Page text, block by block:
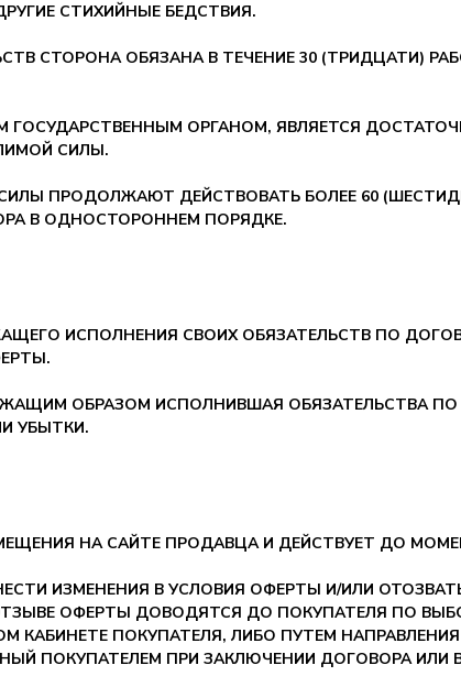
СТИХИЙНЫЕ БЕДСТВИЯ.
СТОРОНА ОБЯЗАНА В ТЕЧЕНИЕ 30 (ТРИДЦАТИ)
ОРГАНОМ, ЯВЛЯЕТСЯ
СИЛЫ.
ПРОДОЛЖАЮТ ДЕЙСТВОВАТЬ БОЛЕЕ 60
В ОДНОСТОРОННЕМ ПОРЯДКЕ.
ИСПОЛНЕНИЯ СВОИХ ОБЯЗАТЕЛЬСТВ ПО
ОБРАЗОМ ИСПОЛНИВШАЯ ОБЯЗАТЕЛЬСТВА
УБЫТКИ.
НА САЙТЕ ПРОДАВЦА И ДЕЙСТВУЕТ ДО
ИЗМЕНЕНИЯ В УСЛОВИЯ ОФЕРТЫ И/ИЛИ
ОФЕРТЫ ДОВОДЯТСЯ ДО ПОКУПАТЕЛЯ ПО
КАБИНЕТЕ ПОКУПАТЕЛЯ, ЛИБО ПУТЕМ
ПОКУПАТЕЛЕМ ПРИ ЗАКЛЮЧЕНИИ ДОГОВОРА ИЛИ